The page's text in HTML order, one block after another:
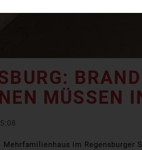
MÜSSEN
Mehrfamilienhaus im